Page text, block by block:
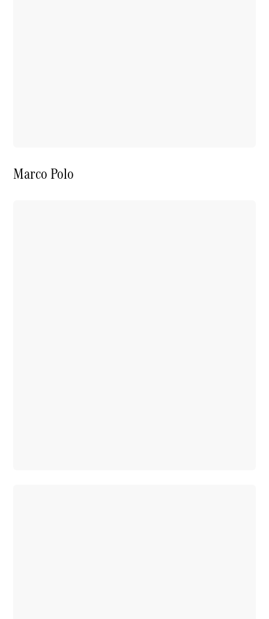
Marco Polo